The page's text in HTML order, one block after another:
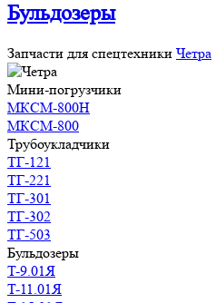
Бульдозеры
Запчасти для спецтехники Четра
Мини-погрузчики
МКСМ-800Н
МКСМ-800
Трубоукладчики
ТГ-121
ТГ-221
ТГ-301
ТГ-302
ТГ-503
Бульдозеры
T-9.01Я
T-11.01Я